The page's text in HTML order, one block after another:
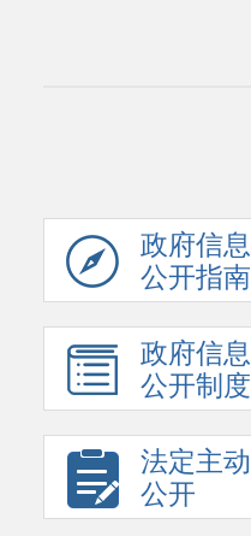
政府信息
公开指南
政府信息
公开制度
法定主动
公开